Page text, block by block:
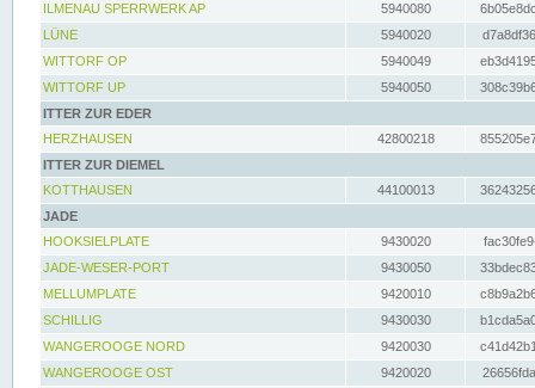
ILMENAU SPERRWERK AP
5940080
LÜNE
5940020
WITTORF OP
5940049
WITTORF UP
5940050
ITTER ZUR EDER
HERZHAUSEN
42800218
ITTER ZUR DIEMEL
KOTTHAUSEN
44100013
JADE
HOOKSIELPLATE
9430020
JADE-WESER-PORT
9430050
MELLUMPLATE
9420010
SCHILLIG
9430030
WANGEROOGE NORD
9420030
WANGEROOGE OST
9420020